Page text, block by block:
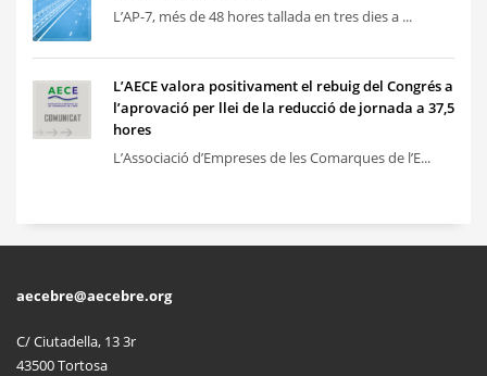
L’AP-7, més de 48 hores tallada en tres dies a ...
L’AECE valora positivament el rebuig del Congrés a
l’aprovació per llei de la reducció de jornada a 37,5
hores
L’Associació d’Empreses de les Comarques de l’E...
aecebre@aecebre.org
C/ Ciutadella, 13 3r
43500 Tortosa